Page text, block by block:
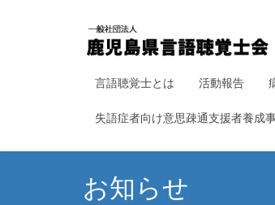
言語聴覚士とは 活動報告
失語症者向け意思疎通支援者養成
お知らせ